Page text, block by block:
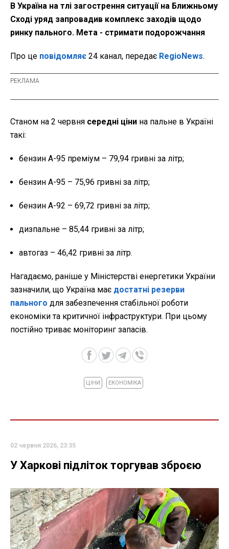
В Україна на тлі загострення ситуації на Ближньому
Сході уряд запровадив комплекс заходів щодо
ринку пального. Мета - стримати подорожчання
Про це повідомляє 24 канал, передає RegioNews.
Станом на 2 червня середні ціни на пальне в Україні
такі:
бензин А-95 преміум – 79,94 гривні за літр;
бензин А-95 – 75,96 гривні за літр;
бензин А-92 – 69,72 гривні за літр;
дизпальне – 85,44 гривні за літр;
автогаз – 46,42 гривні за літр.
Нагадаємо, раніше у Міністерстві енергетики України
зазначили, що Україна має достатні резерви
пального для забезпечення стабільної роботи
економіки та критичної інфраструктури. При цьому
постійно триває моніторинг запасів.
ЦІНИ ЕКОНОМІКА
02 червня 2026, 23:35
У Харкові підліток торгував зброєю